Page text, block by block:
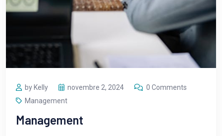
by Kelly novembre 2, 2024
0 Comments
Management
Management